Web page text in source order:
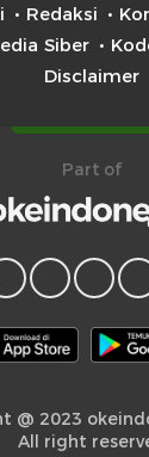
Redaksi
Siber
Disclaimer
Part of
@ 2023
All right